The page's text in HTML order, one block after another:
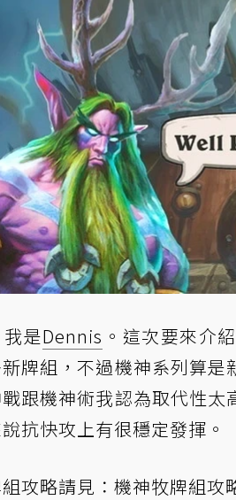
是Dennis 。這次要來介
牌組，不過機神系列算
跟機神術我認為取代性
抗快攻上有很穩定發揮。
攻略請見： 機神牧牌組攻